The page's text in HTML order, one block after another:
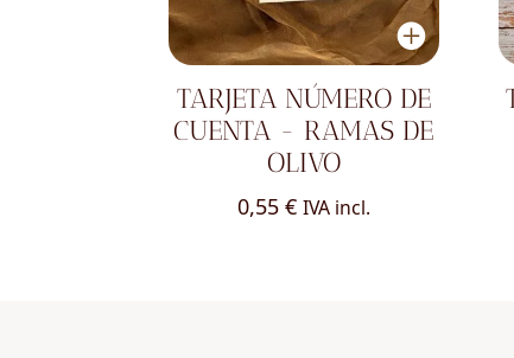
TARJETA NÚMERO DE
CUENTA - RAMAS DE
OLIVO
0,55 € IVA incl.